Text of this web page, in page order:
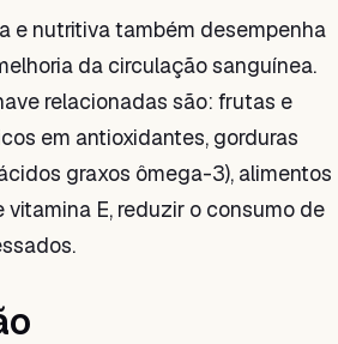
e nutritiva também desempenha
da circulação sanguínea.
relacionadas são: frutas e
em antioxidantes, gorduras
graxos ômega-3), alimentos
vitamina E, reduzir o consumo de